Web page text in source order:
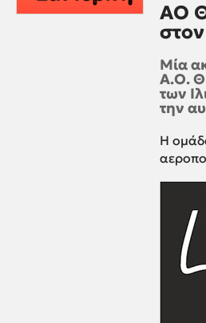
ΑΟ
Μία
Α.Ο.
των
την
Η